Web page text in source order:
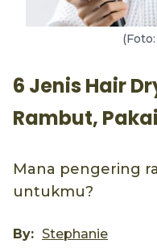
6 Jenis Hair
Rambut,
Mana pengering
untukmu?
By: Stephanie